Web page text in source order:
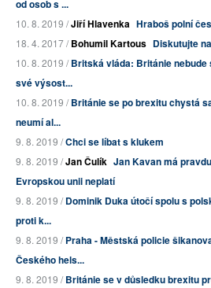
od osob s ...
10. 8. 2019 /Jiří Hlavenka Hraboš polní
18. 4. 2017 /Bohumil Kartous Diskutujte
10. 8. 2019 /Britská vláda: Británie
své výsost...
10. 8. 2019 /Británie se po brexitu chystá
neumí al...
9. 8. 2019 /Chci se líbat s klukem
9. 8. 2019 /Jan Čulík Jan Kavan má
Evropskou unii neplatí
9. 8. 2019 /Dominik Duka útočí spolu s
proti k...
9. 8. 2019 /Praha - Městská policie
Českého hels...
9. 8. 2019 /Británie se v důsledku brexitu